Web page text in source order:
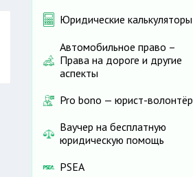
Юридические калькуляторы
Автомобильное право –
Права на дороге и другие
аспекты
Pro bono — юрист-волонтёр
Ваучер на бесплатную
юридическую помощь
PSEA